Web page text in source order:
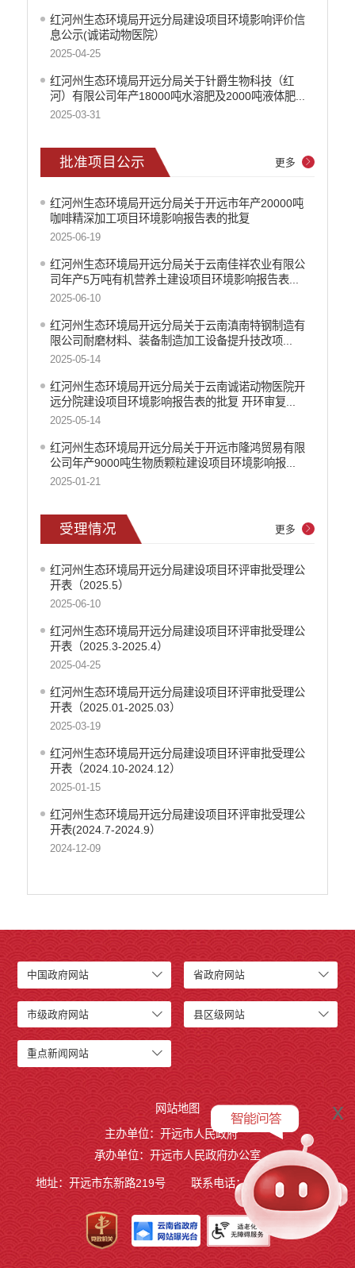
疫情防控
养老服务
规划计划
生态环境
行政处罚信息
开远市环境质量状况报告
拟批准项目公示
批准项目公示
食品药品监管
政府集中采购
医疗卫生
行政许可
行政处罚和行政强制
乡村振兴工作信息公开
红河州生态环境局开远分局建设项目环境影响评价信
息公示(诚诺动物医院）
2025-04-25
红河州生态环境局开远分局关于针爵生物科技（红
河）有限公司年产18000吨水溶肥及2000吨液体肥...
2025-03-31
批准项目公示
红河州生态环境局开远分局关于开远市年产20000吨
咖啡精深加工项目环境影响报告表的批复
2025-06-19
红河州生态环境局开远分局关于云南佳祥农业有限公
司年产5万吨有机营养土建设项目环境影响报告表...
2025-06-10
红河州生态环境局开远分局关于云南滇南特钢制造有
限公司耐磨材料、装备制造加工设备提升技改项...
2025-05-14
红河州生态环境局开远分局关于云南诚诺动物医院开
远分院建设项目环境影响报告表的批复 开环审复...
2025-05-14
红河州生态环境局开远分局关于开远市隆鸿贸易有限
公司年产9000吨生物质颗粒建设项目环境影响报...
2025-01-21
更多
受理情况
红河州生态环境局开远分局建设项目环评审批受理公
开表（2025.5）
2025-06-10
红河州生态环境局开远分局建设项目环评审批受理公
开表（2025.3-2025.4）
2025-04-25
红河州生态环境局开远分局建设项目环评审批受理公
开表（2025.01-2025.03）
2025-03-19
红河州生态环境局开远分局建设项目环评审批受理公
开表（2024.10-2024.12）
2025-01-15
红河州生态环境局开远分局建设项目环评审批受理公
开表(2024.7-2024.9）
2024-12-09
更多
中国政府网站 省政府网站
市级政府网站 县区级网站
重点新闻网站
网站地图
主办单位：开远市人民政府
承办单位：开远市人民政府办公室
地址：开远市东新路219号 联系电话：0873-7236877
x